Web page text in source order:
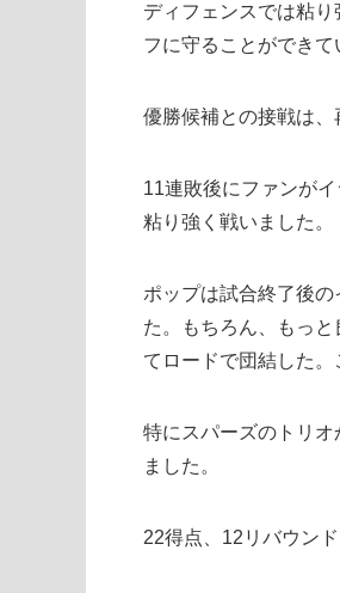
ディフェンスでは粘
フに守ることができて
優勝候補との接戦は、
11連敗後にファンが
粘り強く戦いました。
ポップは試合終了後
た。もちろん、もっ
てロードで団結した。
特にスパーズのトリ
ました。
22得点、12リバウン